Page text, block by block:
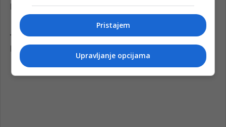
Pristajem
Upravljanje opcijama